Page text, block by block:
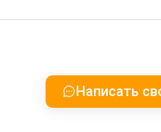
Написать